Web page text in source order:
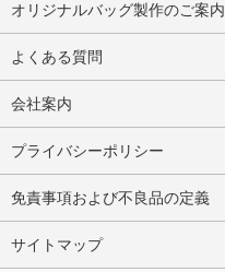
オリジナルバッグ製作のご案内
よくある質問
会社案内
プライバシーポリシー
免責事項および不良品の定義
サイトマップ